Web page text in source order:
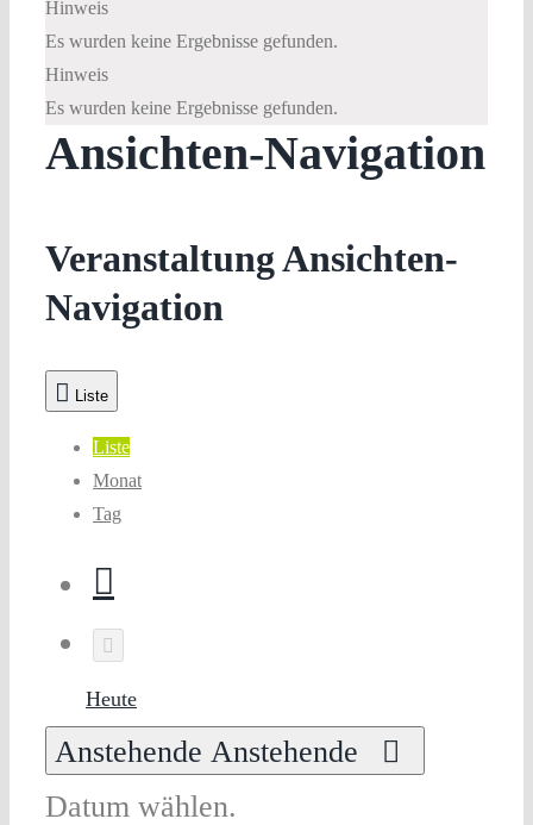
Hinweis
Es wurden keine Ergebnisse gefunden.
Hinweis
Es wurden keine Ergebnisse gefunden.
Ansichten-Navigation
Veranstaltung Ansichten-
Navigation
Liste
Liste
Monat
Tag
Heute
Anstehende Anstehende
Datum wählen.